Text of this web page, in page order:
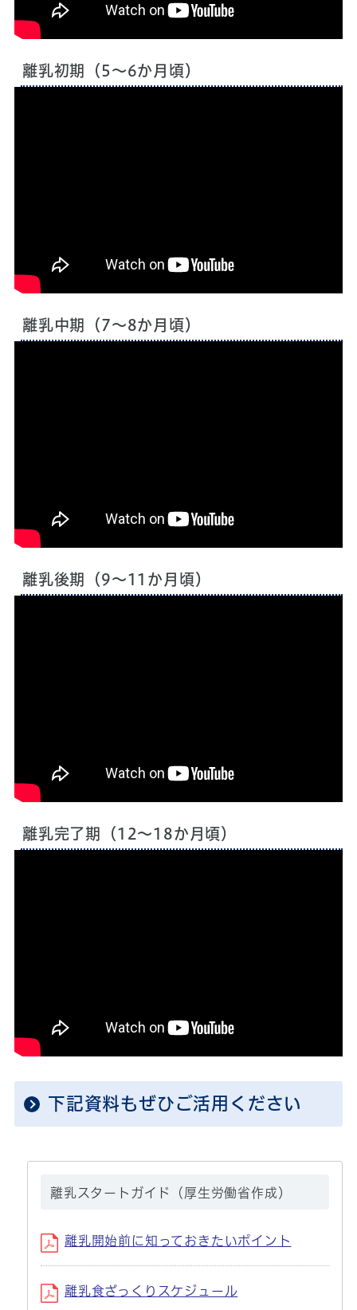
再生時間：9分
離乳初期（5～6か月頃）
再生時間：7分
離乳中期（7～8か月頃）
再生時間：3分
離乳後期（9～11か月頃）
再生時間：5分
離乳完了期（12～18か月頃）
再生時間：5分
下記資料もぜひご活用ください
離乳スタートガイド（厚生労働省作成）
離乳開始前に知っておきたいポイント
離乳食ざっくりスケジュール